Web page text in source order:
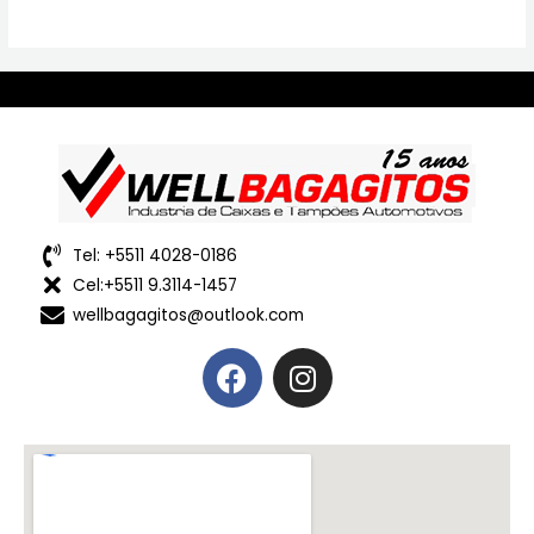
Tel: +5511 4028-0186
Cel:+5511 9.3114-1457
wellbagagitos@outlook.com